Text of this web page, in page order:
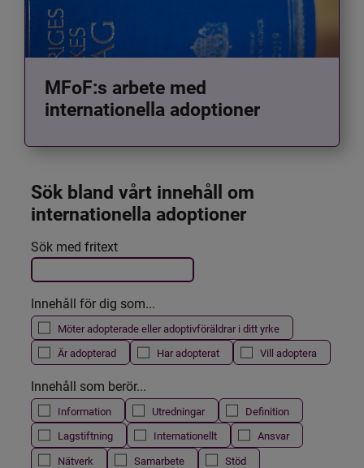
MFoF:s arbete med
internationella adoptioner
Sök bland vårt innehåll om
internationella adoptioner
Filtrera resultatet
Det här formuläret postas automatiskt
Sök med fritext
Innehåll för dig som...
Möter adopterade eller adoptivföräldrar i ditt yrke
Är adopterad
Har adopterat Vill adoptera
Innehåll som berör...
Information Utredningar
Definition
Lagstiftning
Internationellt
Ansvar
Nätverk
Samarbete
Stöd